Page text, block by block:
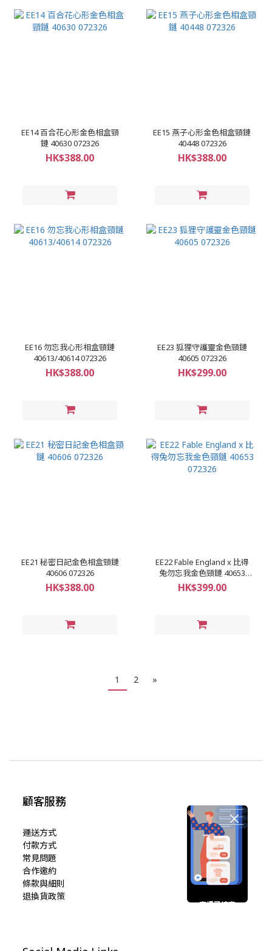
EE14 百合花心形金色相盒頸
鏈 40630 072326
HK$388.00
EE15 燕子心形金色相盒頸鏈
40448 072326
HK$388.00
EE16 勿忘我心形相盒頸鏈
40613/40614 072326
HK$388.00
EE23 狐狸守護靈金色頸鏈
40605 072326
HK$299.00
EE21 秘密日記金色相盒頸鏈
40606 072326
HK$388.00
EE22 Fable England x 比得
兔勿忘我金色頸鏈 40653
072326
HK$399.00
1 2 »
顧客服務
運送方式
付款方式
常見問題
合作邀約
條款與細則
退換貨政策
直播已結束